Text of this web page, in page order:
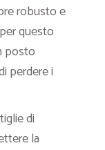
robusto e
questo
posto
perdere i
di
la